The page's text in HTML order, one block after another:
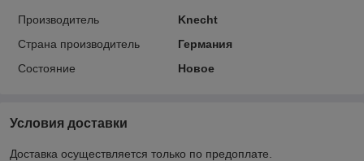
Производитель
Knecht
Страна производитель
Германия
Состояние
Новое
Условия доставки
Доставка осуществляется только по предоплате.